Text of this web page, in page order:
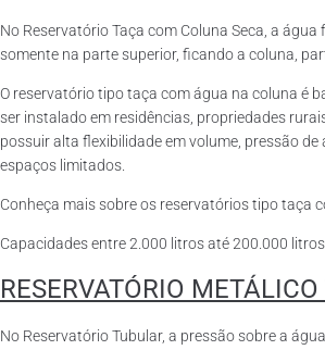
No Reservatório Taça com Coluna Seca, a
somente na parte superior, ficando a coluna,
O reservatório tipo taça com água na coluna é
ser instalado em residências, propriedades
possuir alta flexibilidade em volume, pressão de
espaços limitados.
Conheça mais sobre os reservatórios tipo taça
Capacidades entre 2.000 litros até 200.000 litros.
RESERVATÓRIO
No Reservatório Tubular, a pressão sobre a